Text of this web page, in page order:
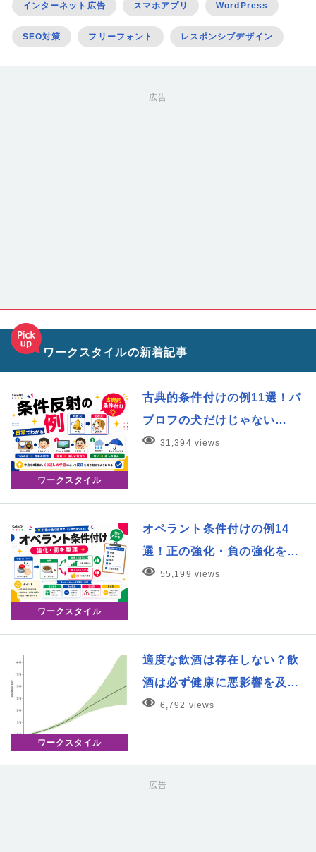
インターネット広告 スマホアプリ WordPress
SEO対策 フリーフォント レスポンシブデザイン
広告
ワークスタイルの新着記事
ワークスタイル
古典的条件付けの例11選！パ
ブロフの犬だけじゃない…
31,394 views
ワークスタイル
オペラント条件付けの例14
選！正の強化・負の強化を…
55,199 views
ワークスタイル
適度な飲酒は存在しない？飲
酒は必ず健康に悪影響を及…
6,792 views
広告